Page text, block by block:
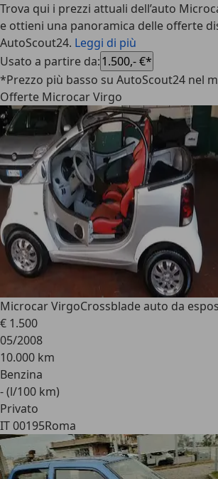
Trova qui i prezzi attuali dell’auto
e ottieni una panoramica delle offerte
AutoScout24. Leggi di più
Usato a partire da:1.500,- €*
*Prezzo più basso su AutoScout24 nel
Offerte Microcar Virgo
Microcar VirgoCrossblade auto da
€ 1.500
05/2008
10.000 km
Benzina
- (l/100 km)
Privato
IT 00195Roma